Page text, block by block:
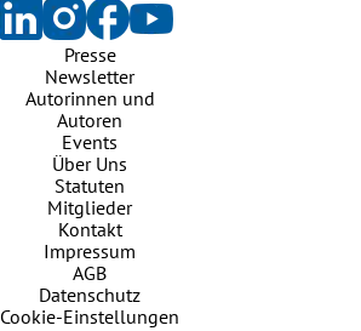
Presse
Newsletter
Autorinnen und
Autoren
Events
Über Uns
Statuten
Mitglieder
Kontakt
Impressum
AGB
Datenschutz
Cookie-Einstellungen